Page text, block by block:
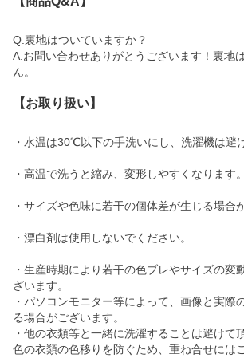
Q.裏地はついていますか？
A.お問い合わせありがとうございます！裏地
ん。
【お取り扱い】
・水温は30℃以下の手洗いにし、洗濯機は避
・高温で洗うと縮み、変形しやすくなります。
・サイズや色味に若干の個体差が生じる場合
・漂白剤は使用しないでください。
・生産時期により若干の色ブレやサイズの変
ざいます。
・パソコンモニター等によって、画像と実際
る場合がございます。
・他の衣類等と一緒に洗濯することは避けて
色の衣類の色移りを防ぐため、重ね合せには